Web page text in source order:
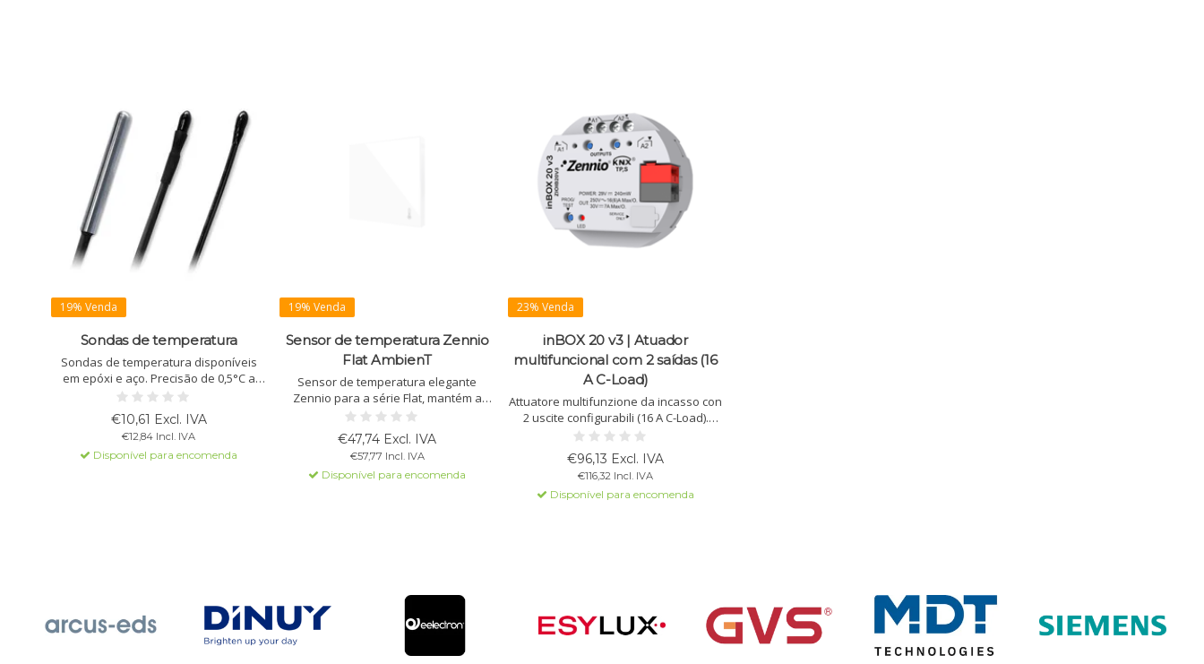
19% Venda
Sondas de temperatura
Sondas de temperatura disponíveis
em epóxi e aço. Precisão de 0,5°C a
25°C, com proteção IP67 e cabo de 3m.
Ideal para diversas condições de
instalação e aplicações de medição.
€10,61 Excl. IVA
€12,84 Incl. IVA
Disponível para encomenda
19% Venda
Sensor de temperatura Zennio
Flat AmbienT
Sensor de temperatura elegante
Zennio para a série Flat, mantém a
estética. Montagem embutida, precisão
de 0,5 ºC a 25 ºC. Disponível em branco,
branco brilhante, prata e preto.
€47,74 Excl. IVA
€57,77 Incl. IVA
Disponível para encomenda
23% Venda
inBOX 20 v3 | Atuador
multifuncional com 2 saídas (16
A C-Load)
Attuatore multifunzione da incasso con
2 uscite configurabili (16 A C-Load).
Supporta controllo tapparelle, funzioni
logiche e funzionamento manuale.
€96,13 Excl. IVA
€116,32 Incl. IVA
Disponível para encomenda